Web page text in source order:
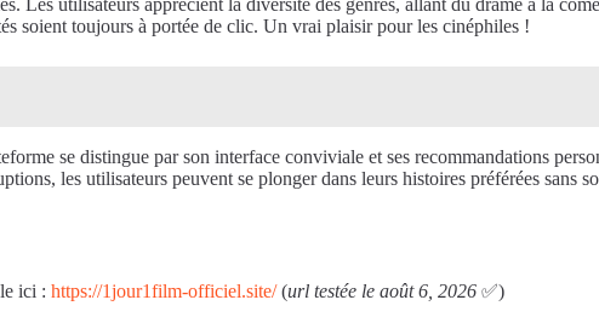
soient toujours à portée de clic. Un vrai plaisir pour les cinéphiles !
se distingue par son interface conviviale et ses recommandations
les utilisateurs peuvent se plonger dans leurs histoires préférées sans
ici : https://1jour1film-officiel.site/(url testée le août 6, 2026 ✅)